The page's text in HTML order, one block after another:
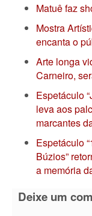
Matuê faz
Mostra
encanta o
Arte longa
Carneiro,
Espetáculo
leva aos
marcantes
Espetáculo
Búzios”
a memória
Deixe um